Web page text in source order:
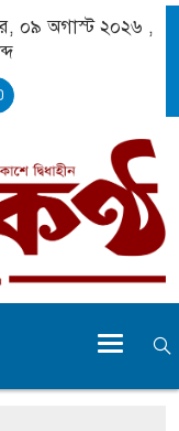
০৯ অগাস্ট ২০২৬ ,